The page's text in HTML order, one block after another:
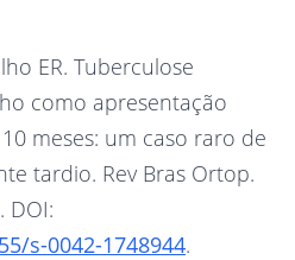
ER. Tuberculose
como apresentação
meses: um caso raro de
tardio. Rev Bras Ortop.
DOI:
s-0042-1748944.